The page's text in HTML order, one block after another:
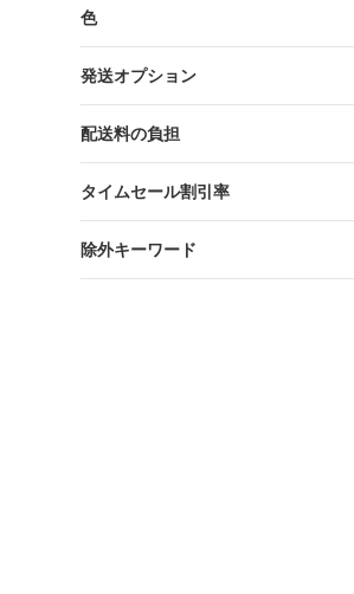
色
発送オプション
配送料の負担
タイムセール割引率
除外キーワード